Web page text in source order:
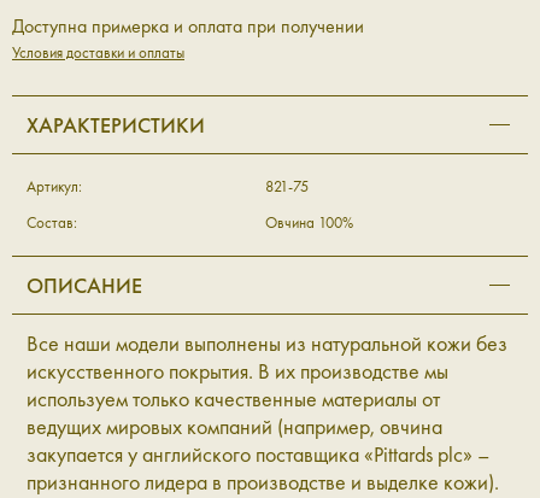
Доступна примерка и оплата при получении
Условия доставки и оплаты
ХАРАКТЕРИСТИКИ
Артикул:
821-75
Состав:
Овчина 100%
ОПИСАНИЕ
Все наши модели выполнены из натуральной кожи без
искусственного покрытия. В их производстве мы
используем только качественные материалы от
ведущих мировых компаний (например, овчина
закупается у английского поставщика «Pittards plc» –
признанного лидера в производстве и выделке кожи).